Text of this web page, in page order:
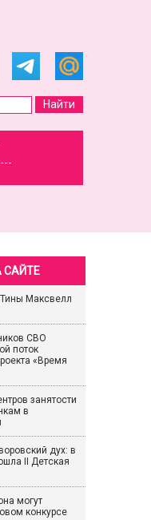
САЙТЕ
Максвелл
СВО
поток
«Время
занятости
в
дух: в
II Детская
могут
конкурсе